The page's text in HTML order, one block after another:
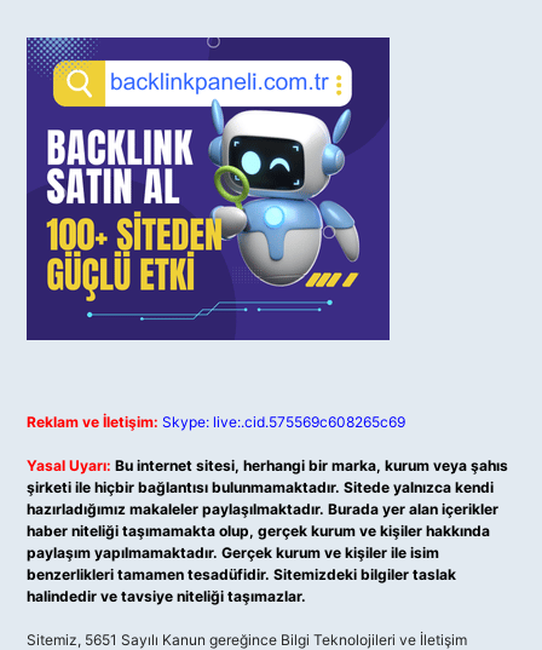
Reklam ve İletişim: Skype: live:.cid.575569c608265c69
Yasal Uyarı: Bu internet sitesi, herhangi bir marka, kurum veya şahıs
şirketi ile hiçbir bağlantısı bulunmamaktadır. Sitede yalnızca kendi
hazırladığımız makaleler paylaşılmaktadır. Burada yer alan içerikler
haber niteliği taşımamakta olup, gerçek kurum ve kişiler hakkında
paylaşım yapılmamaktadır. Gerçek kurum ve kişiler ile isim
benzerlikleri tamamen tesadüfidir. Sitemizdeki bilgiler taslak
halindedir ve tavsiye niteliği taşımazlar.
Sitemiz, 5651 Sayılı Kanun gereğince Bilgi Teknolojileri ve İletişim